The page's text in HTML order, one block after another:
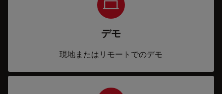
デモ
現地またはリモートでのデモ